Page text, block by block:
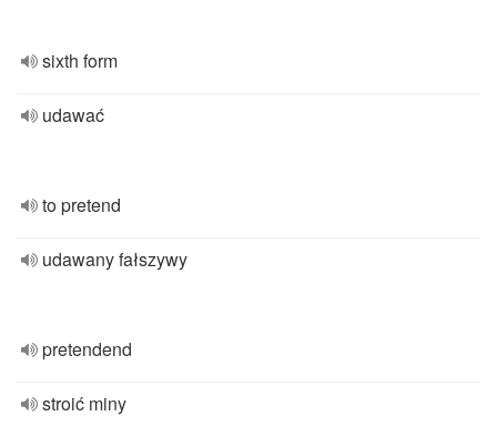
sixth form
udawać
to pretend
udawany fałszywy
pretendend
stroić miny